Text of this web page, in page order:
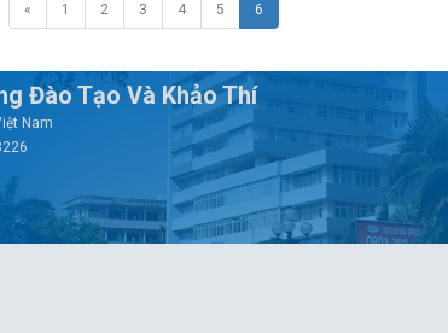
« 1 2 3 4 5 6
Đào Tạo Và Khảo Thí
Nam